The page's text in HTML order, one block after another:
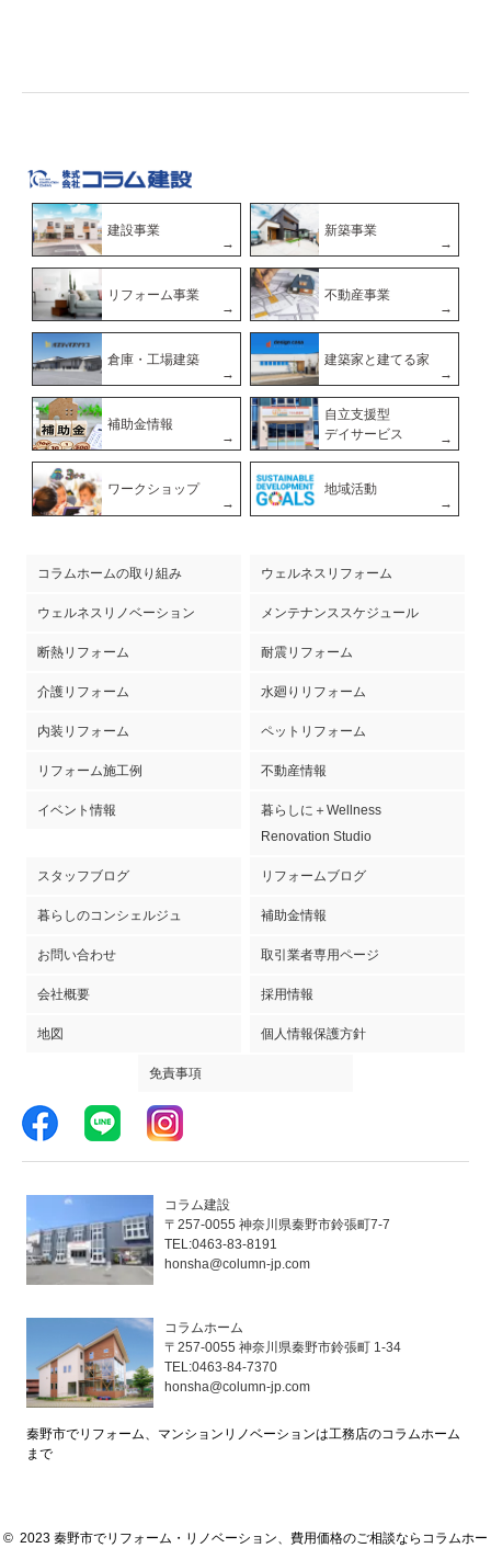
建設事業 新築事業
リフォーム事業 不動産事業
倉庫・工場建築 建築家と建てる家
補助金情報
自立支援型
デイサービス
ワークショップ 地域活動
コラムホームの取り組み ウェルネスリフォーム
ウェルネスリノベーション メンテナンススケジュール
断熱リフォーム 耐震リフォーム
介護リフォーム 水廻りリフォーム
内装リフォーム ペットリフォーム
リフォーム施工例 不動産情報
イベント情報
暮らしに＋Wellness
Renovation Studio
スタッフブログ リフォームブログ
暮らしのコンシェルジュ 補助金情報
お問い合わせ 取引業者専用ページ
会社概要 採用情報
地図 個人情報保護方針
免責事項
コラム建設
〒257-0055 神奈川県秦野市鈴張町7-7
TEL:0463-83-8191
honsha@column-jp.com
コラムホーム
〒257-0055 神奈川県秦野市鈴張町 1-34
TEL:0463-84-7370
honsha@column-jp.com
秦野市でリフォーム、マンションリノベーションは工務店のコラムホーム
まで
© 2023 秦野市でリフォーム・リノベーション、費用価格のご相談ならコラムホー